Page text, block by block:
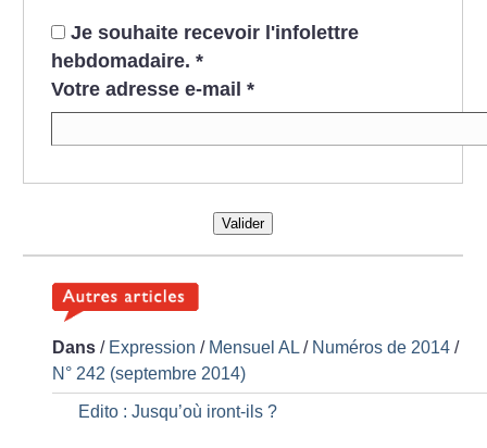
Je souhaite recevoir l'infolettre
hebdomadaire. *
Votre adresse e-mail *
Valider
Dans / Expression / Mensuel AL / Numéros de 2014 /
N° 242 (septembre 2014)
Edito : Jusqu’où iront-ils ?